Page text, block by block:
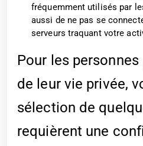
fréquemment utilisés par
aussi de ne pas se
serveurs traquant votre
Pour les
de leur vie privée,
sélection de
requièrent une